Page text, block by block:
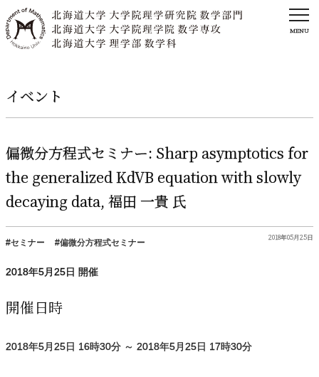
MENU
イベント
偏微分方程式セミナー: Sharp asymptotics for
the generalized KdVB equation with slowly
decaying data, 福田 一貴 氏
セミナー 偏微分方程式セミナー
2018年05月25日
2018年5月25日 開催
開催日時
2018年5月25日 16時30分 ～ 2018年5月25日 17時30分